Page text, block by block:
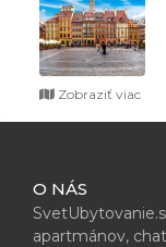
Zobraziť viac
O NÁS
apartmánov,